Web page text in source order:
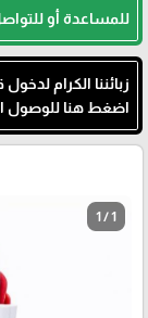
للمساعدة أو
زبائننا الكرام
اضغط هنا للوصول
1 / 1